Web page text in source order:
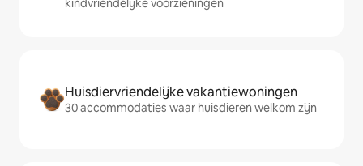
kindvriendelijke voorzieningen
Huisdiervriendelijke vakantiewoningen
30 accommodaties waar huisdieren welkom zijn